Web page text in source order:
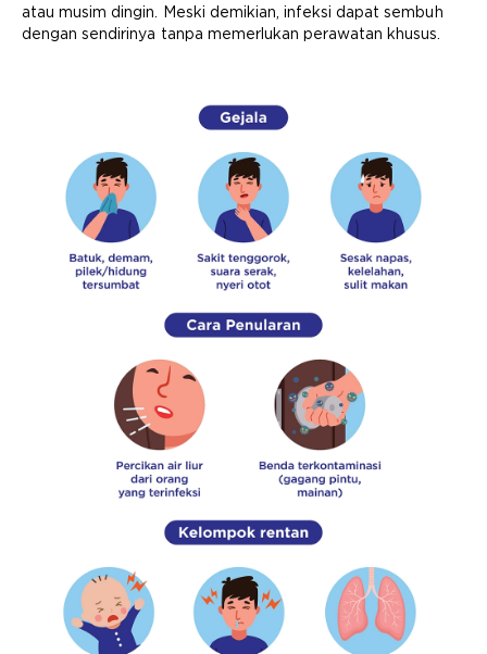
atau musim dingin. Meski demikian, infeksi dapat sembuh
dengan sendirinya tanpa memerlukan perawatan khusus.